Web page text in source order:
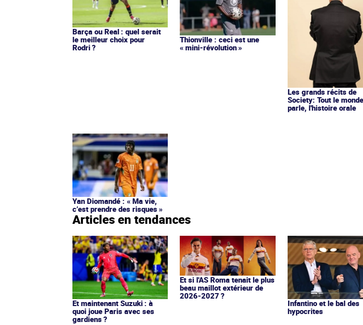
Barça ou Real : quel serait
le meilleur choix pour
Rodri ?
Thionville : ceci est une
« mini-révolution »
Les grands récits de
Society: Tout le
parle, l'histoire orale
Yan Diomandé : « Ma vie,
c’est prendre des risques »
Articles en tendances
Et maintenant Suzuki : à
quoi joue Paris avec ses
gardiens ?
Et si l'AS Roma tenait le plus
beau maillot extérieur de
2026-2027 ?
Infantino et le bal des
hypocrites